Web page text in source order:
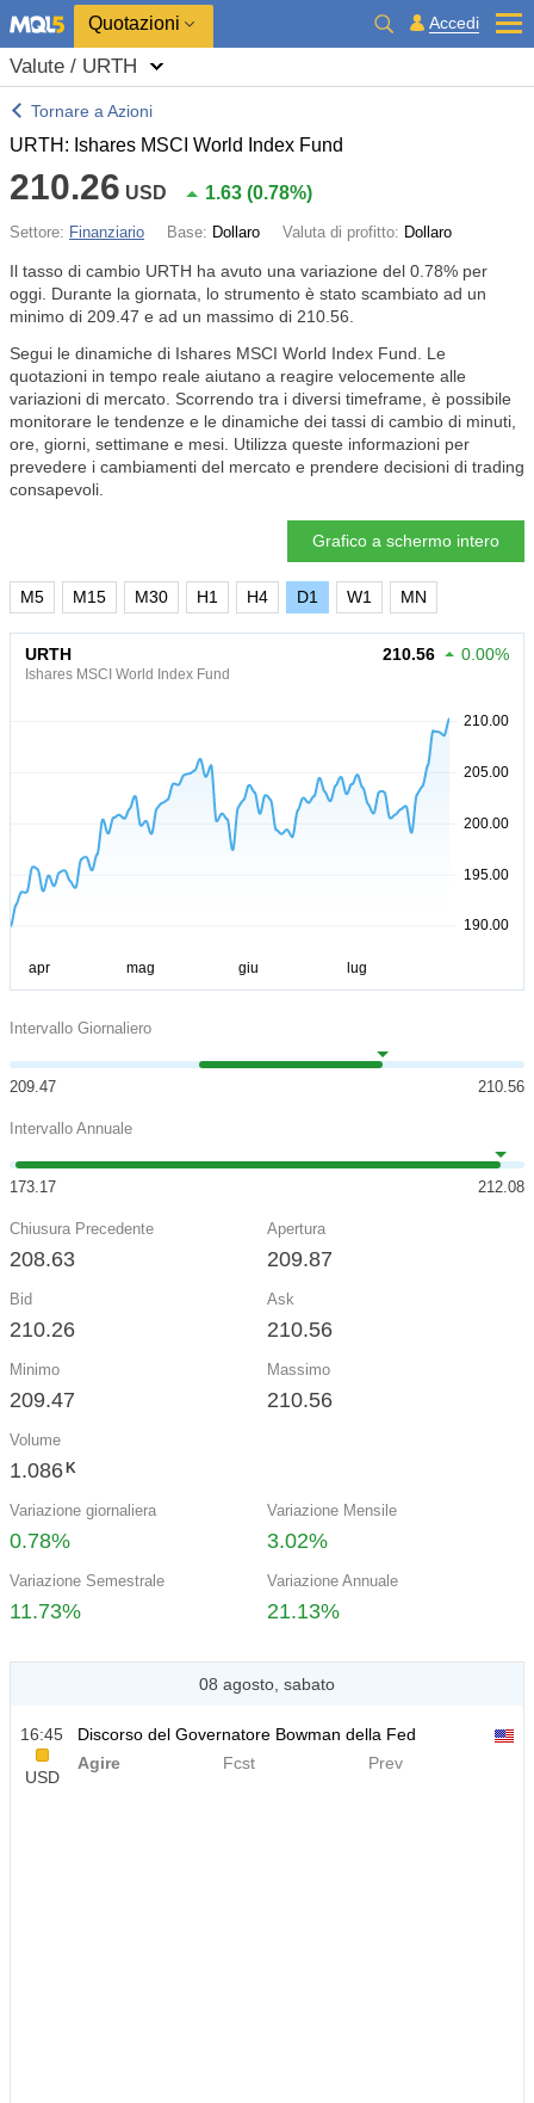
Quotazioni Accedi
Valute / URTH
Tornare a Azioni
URTH: Ishares MSCI World Index Fund
210.26 USD 1.63 (0.78%)
Settore: Finanziario Base: Dollaro Valuta di profitto: Dollaro
Il tasso di cambio URTH ha avuto una variazione del 0.78% per
oggi. Durante la giornata, lo strumento è stato scambiato ad un
minimo di 209.47 e ad un massimo di 210.56.
Segui le dinamiche di Ishares MSCI World Index Fund. Le
quotazioni in tempo reale aiutano a reagire velocemente alle
variazioni di mercato. Scorrendo tra i diversi timeframe, è possibile
monitorare le tendenze e le dinamiche dei tassi di cambio di minuti,
ore, giorni, settimane e mesi. Utilizza queste informazioni per
prevedere i cambiamenti del mercato e prendere decisioni di trading
consapevoli.
Grafico a schermo intero
M5 M15 M30 H1 H4 D1 W1 MN
URTH
Ishares MSCI World Index Fund
210.56 0.00%
Intervallo Giornaliero
209.47 210.56
Intervallo Annuale
173.17 212.08
Chiusura Precedente
208.63
Apertura
209.87
Bid
210.26
Ask
210.56
Minimo
209.47
Massimo
210.56
Volume
1.086 K
Variazione giornaliera
0.78%
Variazione Mensile
3.02%
Variazione Semestrale
11.73%
Variazione Annuale
21.13%
08 agosto, sabato
16:45
USD
Discorso del Governatore Bowman della Fed
Agire
Fcst Prev